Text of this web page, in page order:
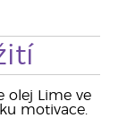
olej Lime ve
motivace.